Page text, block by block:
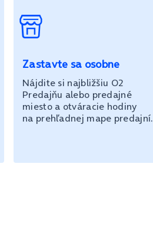
Zastavte sa osobne
Nájdite si najbližšiu O2
Predajňu alebo predajné
miesto a otváracie hodiny
na prehľadnej mape predajní.